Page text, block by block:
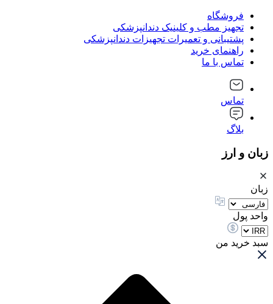
فروشگاه
تجهیز مطب و کلینیک دندانپزشکی
پشتیبانی و تعمیرات تجهیزات دندانپزشکی
راهنمای خرید
تماس با ما
تماس
بلاگ
زبان و ارز
زبان
واحد پول
سبد خرید من